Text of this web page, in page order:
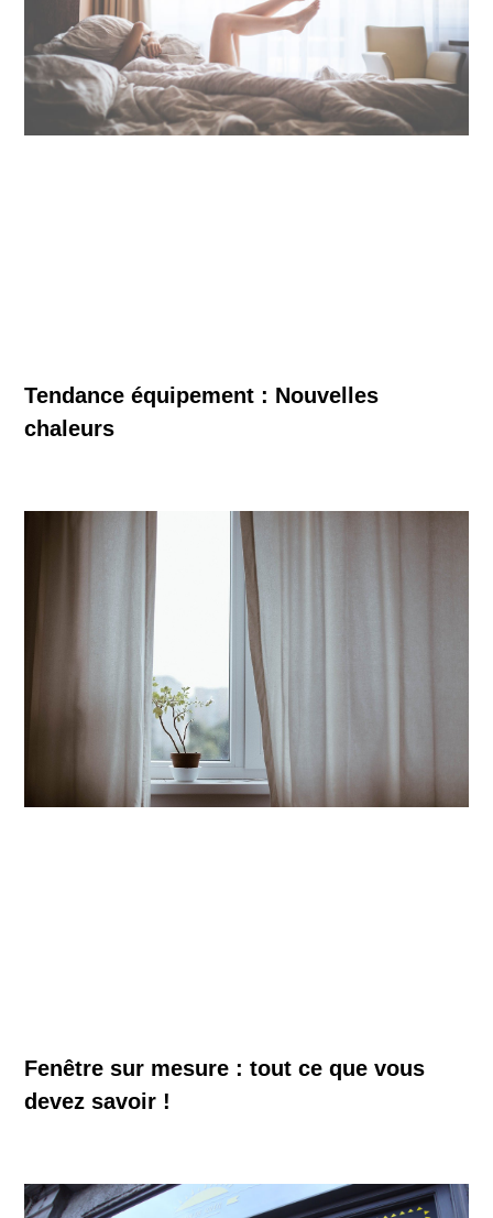
Tendance équipement : Nouvelles
chaleurs
Fenêtre sur mesure : tout ce que vous
devez savoir !